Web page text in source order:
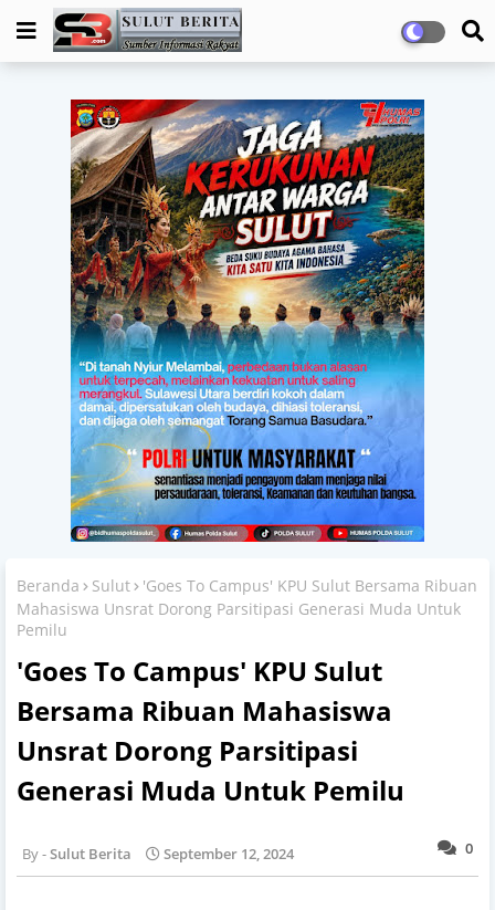
Beranda Sulut
'Goes To Campus' KPU Sulut Bersama Ribuan
Mahasiswa Unsrat Dorong Parsitipasi Generasi Muda Untuk
Pemilu
'Goes To Campus' KPU Sulut
Bersama Ribuan Mahasiswa
Unsrat Dorong Parsitipasi
Generasi Muda Untuk Pemilu
0
Sulut Berita September 12, 2024